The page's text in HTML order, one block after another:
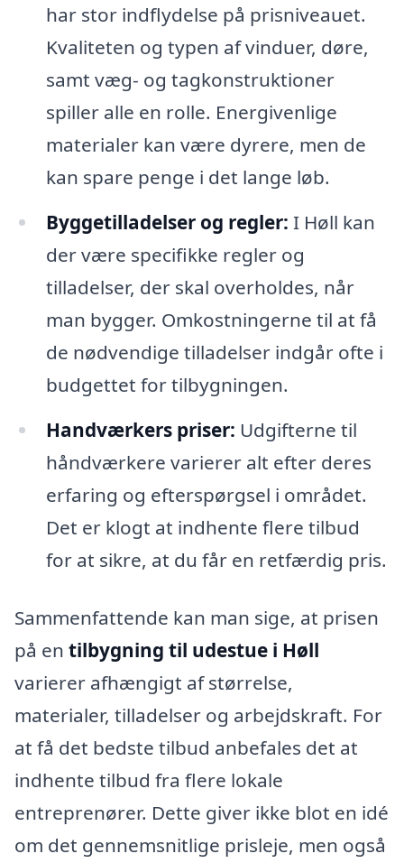
har stor indflydelse på prisniveauet.
Kvaliteten og typen af vinduer, døre,
samt væg- og tagkonstruktioner
spiller alle en rolle. Energivenlige
materialer kan være dyrere, men de
kan spare penge i det lange løb.
Byggetilladelser og regler: I Høll kan
der være specifikke regler og
tilladelser, der skal overholdes, når
man bygger. Omkostningerne til at få
de nødvendige tilladelser indgår ofte i
budgettet for tilbygningen.
Handværkers priser: Udgifterne til
håndværkere varierer alt efter deres
erfaring og efterspørgsel i området.
Det er klogt at indhente flere tilbud
for at sikre, at du får en retfærdig pris.
Sammenfattende kan man sige, at prisen
på en tilbygning til udestue i Høll
varierer afhængigt af størrelse,
materialer, tilladelser og arbejdskraft. For
at få det bedste tilbud anbefales det at
indhente tilbud fra flere lokale
entreprenører. Dette giver ikke blot en idé
om det gennemsnitlige prisleje, men også